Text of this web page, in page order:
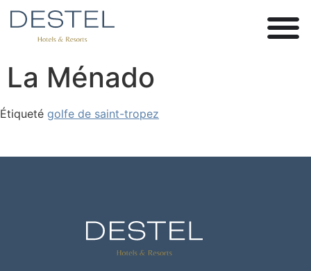
La Ménado
Étiqueté golfe de saint-tropez